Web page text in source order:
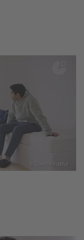
© Goethe-Institut